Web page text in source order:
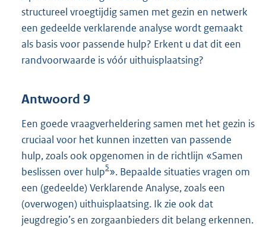
structureel vroegtijdig samen met gezin en netwerk
een gedeelde verklarende analyse wordt gemaakt
als basis voor passende hulp? Erkent u dat dit een
randvoorwaarde is vóór uithuisplaatsing?
Antwoord 9
Een goede vraagverheldering samen met het gezin is
cruciaal voor het kunnen inzetten van passende
hulp, zoals ook opgenomen in de richtlijn «Samen
beslissen over hulp5». Bepaalde situaties vragen om
een (gedeelde) Verklarende Analyse, zoals een
(overwogen) uithuisplaatsing. Ik zie ook dat
jeugdregio’s en zorgaanbieders dit belang erkennen.